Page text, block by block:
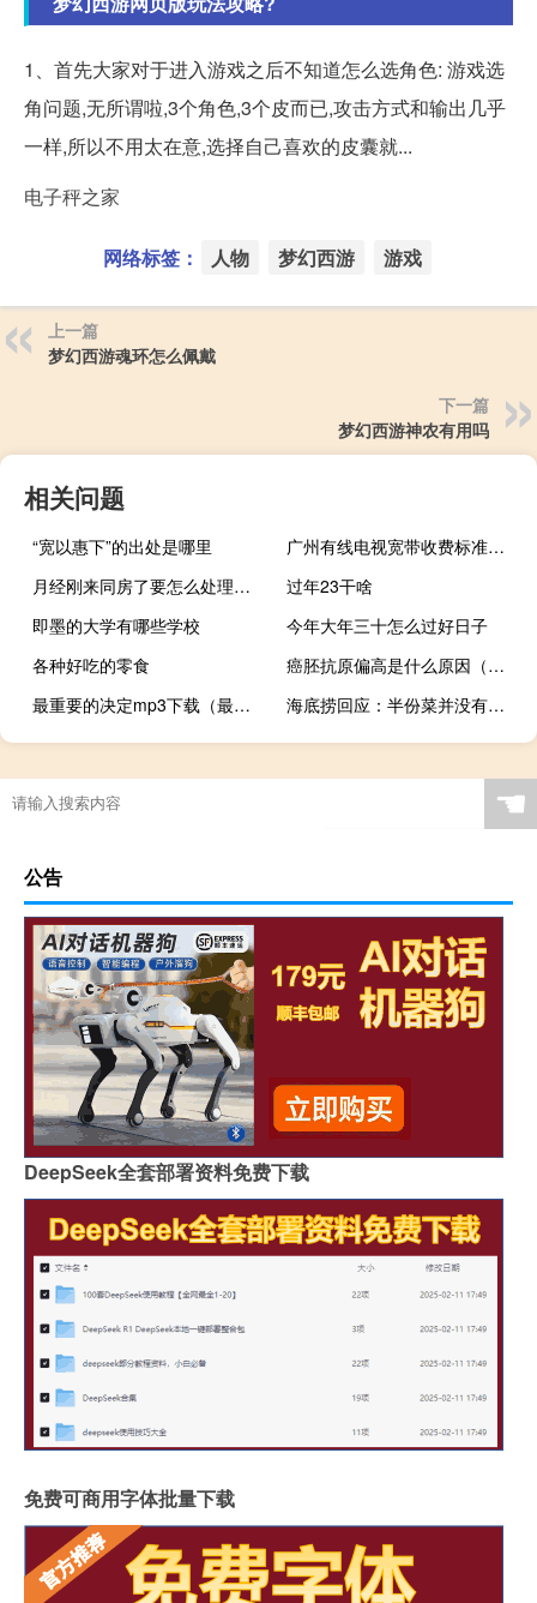
1、首先大家对于进入游戏之后不知道怎么选角色: 游戏选
角问题,无所谓啦,3个角色,3个皮而已,攻击方式和输出几乎
一样,所以不用太在意,选择自己喜欢的皮囊就...
电子秤之家
网络标签： 人物 梦幻西游 游戏
上一篇
梦幻西游魂环怎么佩戴
下一篇
梦幻西游神农有用吗
相关问题
“宽以惠下”的出处是哪里
广州有线电视宽带收费标准（广州有线电视）
月经刚来同房了要怎么处理（刚来月经同房怎么办）
过年23干啥
即墨的大学有哪些学校
今年大年三十怎么过好日子
各种好吃的零食
癌胚抗原偏高是什么原因（癌胚抗原偏高的原因有哪些）
最重要的决定mp3下载（最重要的决定mp3下载）
海底捞回应：半份菜并没有取消系试点新餐具统一半份规格
☚
公告
DeepSeek全套部署资料免费下载
免费可商用字体批量下载